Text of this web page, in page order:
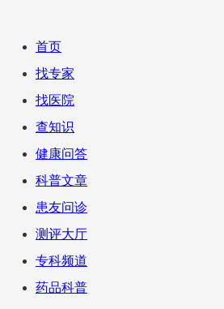
首页
找专家
找医院
查知识
健康问答
科普文章
患友问诊
测评大厅
专科频道
药品科普